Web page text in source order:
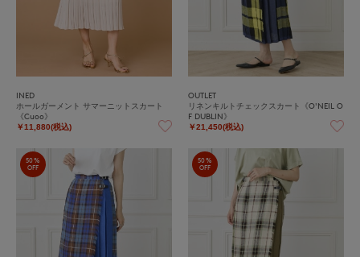
INED
ホールガーメント サマーニットスカート
《Cuoo》
￥11,880(税込)
OUTLET
リネンキルトチェックスカート《O'NEIL O
F DUBLIN》
￥21,450(税込)
50%
OFF
50%
OFF